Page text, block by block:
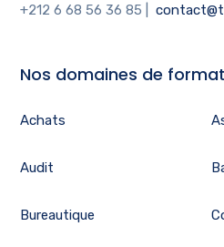
+212 6 68 56 36 85
|
Nos domaines de
Achats
Audit
Bureautique